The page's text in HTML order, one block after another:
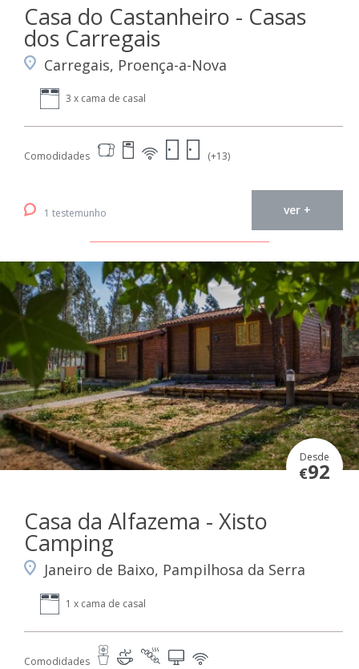
Casa do Castanheiro - Casas
dos Carregais
Carregais, Proença-a-Nova
3 x cama de casal
Comodidades (+13)
1 testemunho ver +
Desde
€92
Casa da Alfazema - Xisto
Camping
Janeiro de Baixo, Pampilhosa da Serra
1 x cama de casal
Comodidades